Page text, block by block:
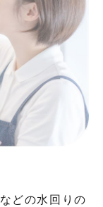
どの水回りの